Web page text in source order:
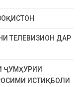
ТЕЛЕВИЗИОН ДАР
ҶУМҲУРИИ
ИСТИҚБОЛИ